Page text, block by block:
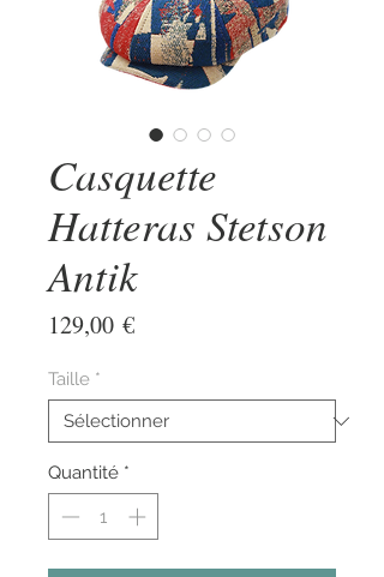
Casquette
Hatteras Stetson
Antik
129,00 €Prix
Taille *
Quantité *